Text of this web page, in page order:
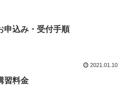
申込み・受付手順
2021.01.10
習料金